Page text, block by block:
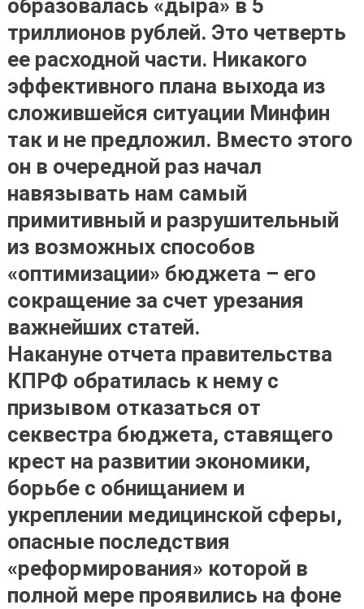
образовалась «дыра» в 5
триллионов рублей. Это четверть
ее расходной части. Никакого
эффективного плана выхода из
сложившейся ситуации Минфин
так и не предложил. Вместо этого
он в очередной раз начал
навязывать нам самый
примитивный и разрушительный
из возможных способов
«оптимизации» бюджета – его
сокращение за счет урезания
важнейших статей.
Накануне отчета правительства
КПРФ обратилась к нему с
призывом отказаться от
секвестра бюджета, ставящего
крест на развитии экономики,
борьбе с обнищанием и
укреплении медицинской сферы,
опасные последствия
«реформирования» которой в
полной мере проявились на фоне